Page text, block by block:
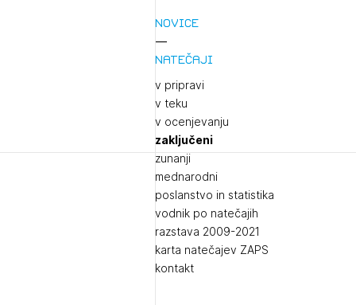
Novice
Natečaji
v pripravi
v teku
v ocenjevanju
zaključeni
zunanji
mednarodni
poslanstvo in statistika
vodnik po natečajih
razstava 2009-2021
karta natečajev ZAPS
kontakt